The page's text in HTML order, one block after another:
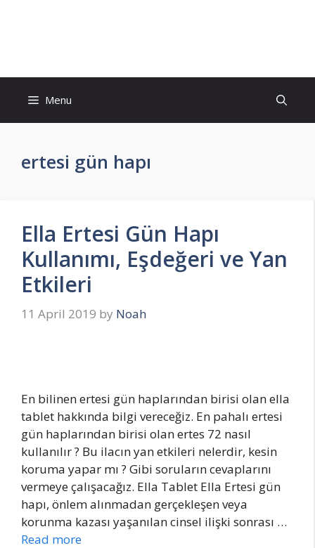
Menu
ertesi gün hapı
Ella Ertesi Gün Hapı
Kullanımı, Eşdeğeri ve Yan
Etkileri
11 April 2019 by Noah
En bilinen ertesi gün haplarından birisi olan ella
tablet hakkında bilgi vereceğiz. En pahalı ertesi
gün haplarından birisi olan ertes 72 nasıl
kullanılır ? Bu ilacın yan etkileri nelerdir, kesin
koruma yapar mı ? Gibi soruların cevaplarını
vermeye çalışacağız. Ella Tablet Ella Ertesi gün
hapı, önlem alınmadan gerçekleşen veya
korunma kazası yaşanılan cinsel ilişki sonrası …
Read more